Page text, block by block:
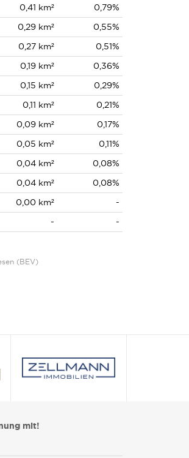
0,41 km²
0,79%
0,29 km²
0,55%
0,27 km²
0,51%
0,19 km²
0,36%
0,15 km²
0,29%
0,11 km²
0,21%
0,09 km²
0,17%
0,05 km²
0,11%
0,04 km²
0,08%
0,04 km²
0,08%
0,00 km²
-
- -
(BEV)
mit!